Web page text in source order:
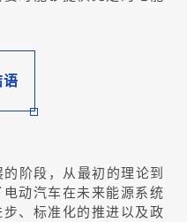
语
阶段，从最初的理论到
动汽车在未来能源系统
、标准化的推进以及政